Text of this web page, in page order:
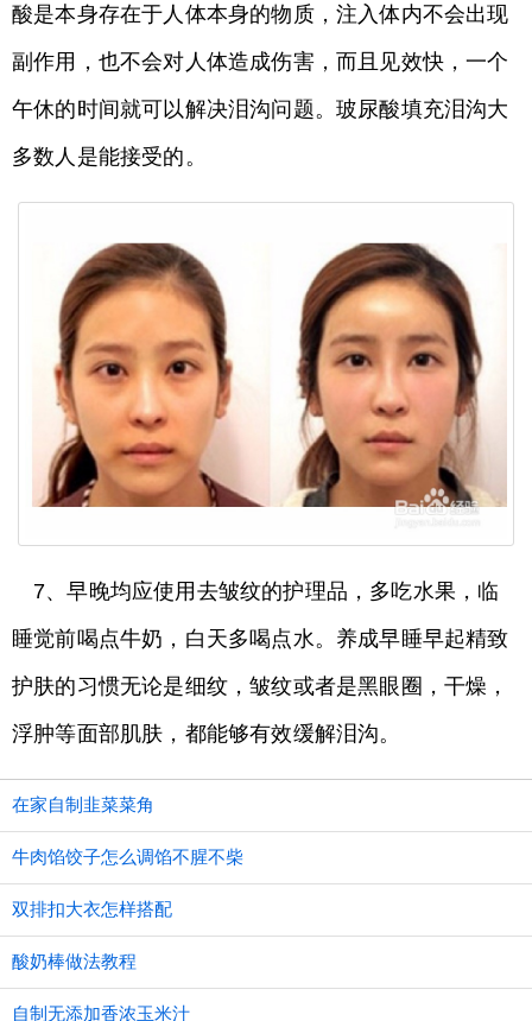
酸是本身存在于人体本身的物质，注入体内不会出现
副作用，也不会对人体造成伤害，而且见效快，一个
午休的时间就可以解决泪沟问题。玻尿酸填充泪沟大
多数人是能接受的。
7、早晚均应使用去皱纹的护理品，多吃水果，临
睡觉前喝点牛奶，白天多喝点水。养成早睡早起精致
护肤的习惯无论是细纹，皱纹或者是黑眼圈，干燥，
浮肿等面部肌肤，都能够有效缓解泪沟。
在家自制韭菜菜角
牛肉馅饺子怎么调馅不腥不柴
双排扣大衣怎样搭配
酸奶棒做法教程
自制无添加香浓玉米汁